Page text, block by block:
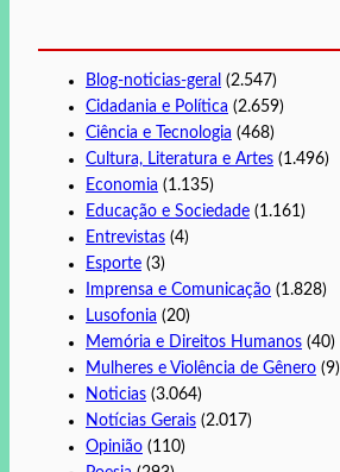
Blog-noticias-geral (2.547)
Cidadania e Política (2.659)
Ciência e Tecnologia (468)
Cultura, Literatura e Artes (1.496)
Economia (1.135)
Educação e Sociedade (1.161)
Entrevistas (4)
Esporte (3)
Imprensa e Comunicação (1.828)
Lusofonia (20)
Memória e Direitos Humanos (40)
Mulheres e Violência de Gênero (9)
Noticias (3.064)
Notícias Gerais (2.017)
Opinião (110)